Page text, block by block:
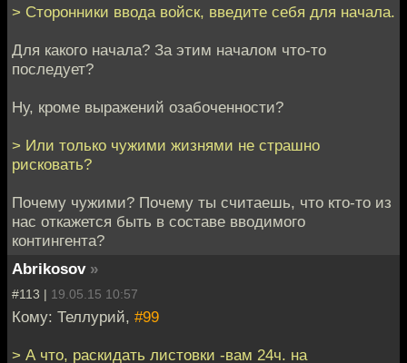
> Сторонники ввода войск, введите себя для начала.
Для какого начала? За этим началом что-то
последует?
Ну, кроме выражений озабоченности?
> Или только чужими жизнями не страшно
рисковать?
Почему чужими? Почему ты считаешь, что кто-то из
нас откажется быть в составе вводимого
контингента?
Abrikosov »
#113 | 19.05.15 10:57
Кому: Теллурий, #99
> А что, раскидать листовки -вам 24ч. на